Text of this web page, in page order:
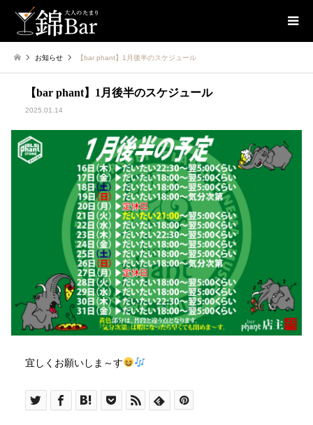
お知らせ 【bar phant】1月後半のスケジュール
【bar phant】1月後半のスケジュール
2025.01.14
宜しくお願いしま～す